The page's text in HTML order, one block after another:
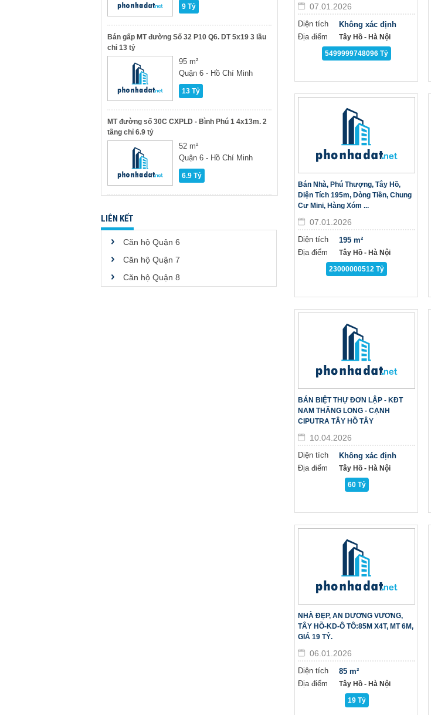
9 Tỷ
Bán gấp MT đường Số 32 P10 Q6. DT 5x19 3 lầu
chỉ 13 tỷ
95 m²
Quận 6 - Hồ Chí Minh
13 Tỷ
MT đường số 30C CXPLD - Bình Phú 1 4x13m. 2
tầng chỉ 6.9 tỷ
52 m²
Quận 6 - Hồ Chí Minh
6.9 Tỷ
LIÊN KẾT
Căn hộ Quận 6
Căn hộ Quận 7
Căn hộ Quận 8
07.01.2026
Diện tích
Địa điểm
Không xác định
Tây Hồ - Hà Nội
5499999748096 Tỷ
Bán Nhà, Phú Thượng, Tây Hồ,
Diện Tích 195m, Dòng Tiền, Chung
Cư Mini, Hàng Xóm ...
07.01.2026
Diện tích
Địa điểm
195 m²
Tây Hồ - Hà Nội
23000000512 Tỷ
BÁN BIỆT THỰ ĐƠN LẬP - KĐT
NAM THĂNG LONG - CẠNH
CIPUTRA TÂY HỒ TÂY
10.04.2026
Diện tích
Địa điểm
Không xác định
Tây Hồ - Hà Nội
60 Tỷ
NHÀ ĐẸP, AN DƯƠNG VƯƠNG,
TÂY HỒ-KD-Ô TÔ:85M X4T, MT 6M,
GIÁ 19 TỶ.
06.01.2026
Diện tích
Địa điểm
85 m²
Tây Hồ - Hà Nội
19 Tỷ